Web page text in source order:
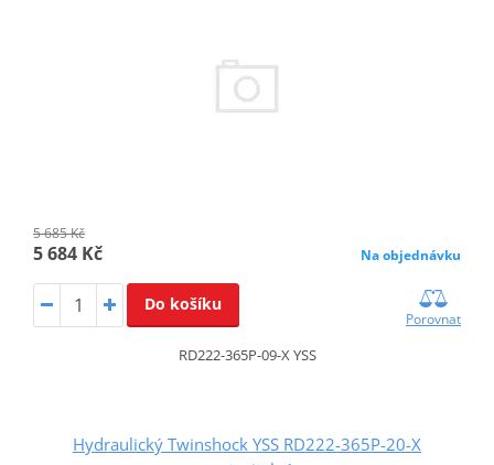
5 685 Kč
5 684 Kč Na objednávku
Do košíku
Porovnat
RD222-365P-09-X YSS
Hydraulický Twinshock YSS RD222-365P-20-X